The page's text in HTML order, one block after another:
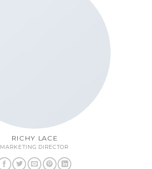
RICHY LACE
MARKETING DIRECTOR